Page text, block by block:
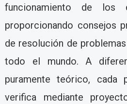
funcionamiento de los
proporcionando consejos
de resolución de
todo el mundo. A
puramente teórico, cada
verifica mediante